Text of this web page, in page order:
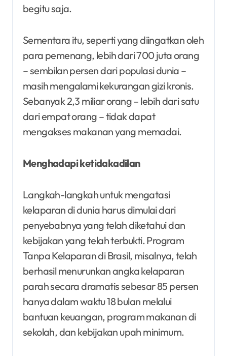
begitu saja.
Sementara itu, seperti yang diingatkan oleh
para pemenang, lebih dari 700 juta orang
– sembilan persen dari populasi dunia –
masih mengalami kekurangan gizi kronis.
Sebanyak 2,3 miliar orang – lebih dari satu
dari empat orang – tidak dapat
mengakses makanan yang memadai.
Menghadapi ketidakadilan
Langkah-langkah untuk mengatasi
kelaparan di dunia harus dimulai dari
penyebabnya yang telah diketahui dan
kebijakan yang telah terbukti. Program
Tanpa Kelaparan di Brasil, misalnya, telah
berhasil menurunkan angka kelaparan
parah secara dramatis sebesar 85 persen
hanya dalam waktu 18 bulan melalui
bantuan keuangan, program makanan di
sekolah, dan kebijakan upah minimum.